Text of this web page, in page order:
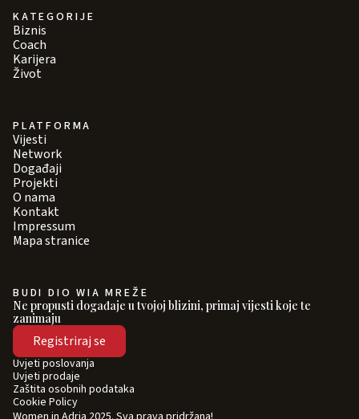
KATEGORIJE
Biznis
Coach
Karijera
Život
PLATFORMA
Vijesti
Network
Događaji
Projekti
O nama
Kontakt
Impressum
Mapa stranice
BUDI DIO WIA MREŽE
Ne propusti događaje u tvojoj blizini, primaj vijesti koje te
zanimaju
Registriraj se
Uvjeti poslovanja
Uvjeti prodaje
Zaštita osobnih podataka
Cookie Policy